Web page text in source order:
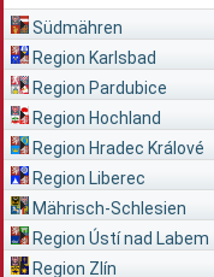
Südmähren
Region Karlsbad
Region Pardubice
Region Hochland
Region Hradec Králové
Region Liberec
Mährisch-Schlesien
Region Ústí nad Labem
Region Zlín